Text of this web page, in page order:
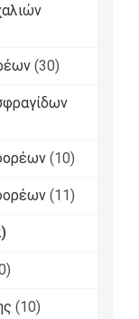
(30)
(10)
(11)
(10)